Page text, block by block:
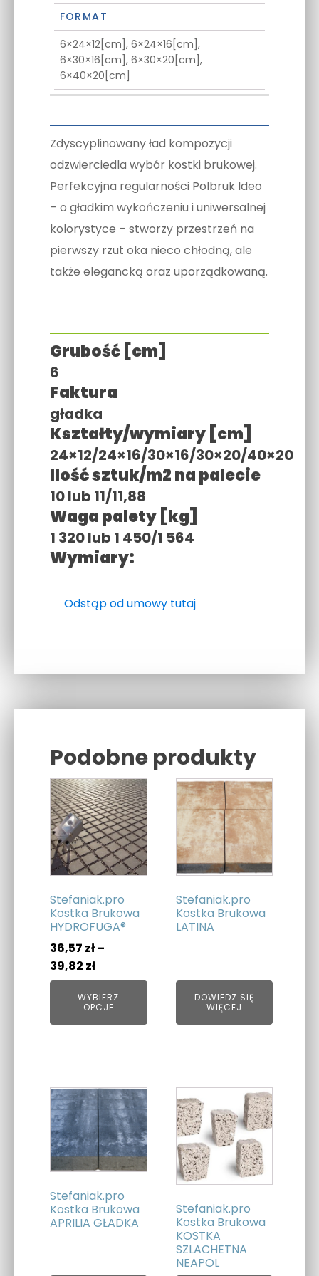
FORMAT
6×24×12[cm], 6×24×16[cm],
6×30×16[cm], 6×30×20[cm],
6×40×20[cm]
Zdyscyplinowany ład kompozycji
odzwierciedla wybór kostki brukowej.
Perfekcyjna regularności Polbruk Ideo
– o gładkim wykończeniu i uniwersalnej
kolorystyce – stworzy przestrzeń na
pierwszy rzut oka nieco chłodną, ale
także elegancką oraz uporządkowaną.
Grubość [cm]
6
Faktura
gładka
Kształty/wymiary [cm]
24×12/24×16/30×16/30×20/40×20
Ilość sztuk/m2 na palecie
10 lub 11/11,88
Waga palety [kg]
1 320 lub 1 450/1 564
Wymiary:
Odstąp od umowy tutaj
Podobne produkty
Stefaniak.pro
Kostka Brukowa
HYDROFUGA®
36,57 zł–
39,82 złZakres
cen:
od
WYBIERZ
OPCJE
Ten
produkt
ma
wiele
wariantów.
Opcje
można
wybrać
na
stronie
produktu
Stefaniak.pro
Kostka Brukowa
LATINA
DOWIEDZ SIĘ
WIĘCEJ
Stefaniak.pro
Kostka Brukowa
APRILIA GŁADKA
Stefaniak.pro
Kostka Brukowa
KOSTKA
SZLACHETNA
NEAPOL